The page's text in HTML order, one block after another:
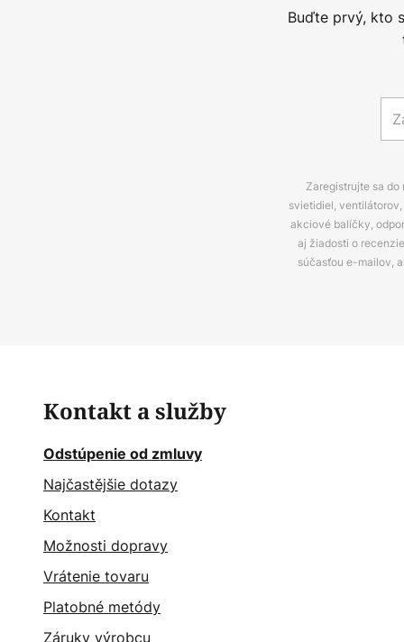
Buďte prvý, kto
Zaregistrujte sa
svietidiel,
akciové balíčky,
aj žiadosti o
súčasťou e-mailov,
Kontakt a služby
Odstúpenie od zmluvy
Najčastějšie dotazy
Kontakt
Možnosti dopravy
Vrátenie tovaru
Platobné metódy
Záruky výrobcu